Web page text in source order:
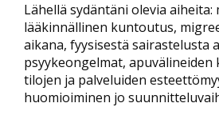
Lähellä sydäntäni olevia
lääkinnällinen kuntoutus,
aikana, fyysisestä sairastelusta
psyykeongelmat, apuvälineiden
tilojen ja palveluiden
huomioiminen jo